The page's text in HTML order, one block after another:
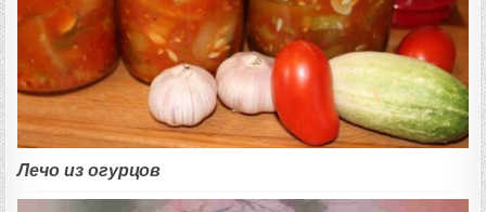
Лечо из огурцов